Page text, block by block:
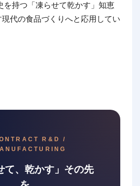
持つ「凍らせて乾かす」知恵
代の食品づくりへと応用してい
R&D /
て、乾かす」その先